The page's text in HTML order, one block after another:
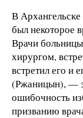
В
был некоторое
Врачи
хирургом,
встретил его и
(Ржаницын), —
ошибочность
призванию